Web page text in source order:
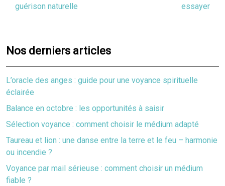
guérison naturelle
essayer
Nos derniers articles
L’oracle des anges : guide pour une voyance spirituelle
éclairée
Balance en octobre : les opportunités à saisir
Sélection voyance : comment choisir le médium adapté
Taureau et lion : une danse entre la terre et le feu – harmonie
ou incendie ?
Voyance par mail sérieuse : comment choisir un médium
fiable ?